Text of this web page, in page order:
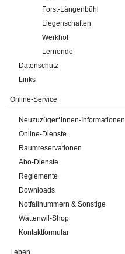
Forst-Längenbühl
Liegenschaften
Werkhof
Lernende
Datenschutz
Links
Online-Service
Neuzuzüger*innen-Informationen
Online-Dienste
Raumreservationen
Abo-Dienste
Reglemente
Downloads
Notfallnummern & Sonstige
Wattenwil-Shop
Kontaktformular
Leben